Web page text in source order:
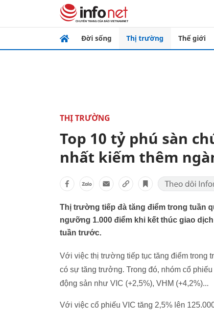
Đời sống Thị trường Thế giới
THỊ TRƯỜNG
Top 10 tỷ phú sàn
nhất kiếm thêm
Thị trường tiếp đà tăng điểm trong tuần
ngưỡng 1.000 điểm khi kết thúc giao
tuần trước.
Với việc thị trường tiếp tục tăng điểm trong
có sự tăng trưởng. Trong đó, nhóm cổ
động sản như VIC (+2,5%), VHM (+4,2%)...
Với việc cổ phiếu VIC tăng 2,5% lên